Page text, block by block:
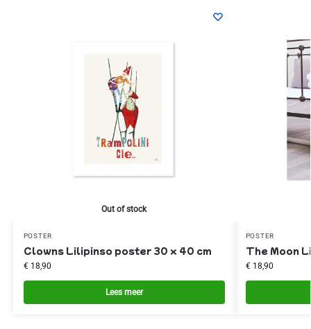
Out of stock
POSTER
Clowns Lilipinso poster 30 x 40 cm
€18,90
Lees meer
POSTER
The Moon
€18,90